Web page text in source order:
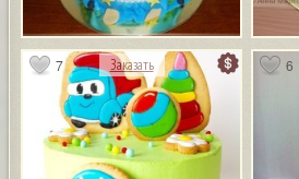
7 Заказать 6